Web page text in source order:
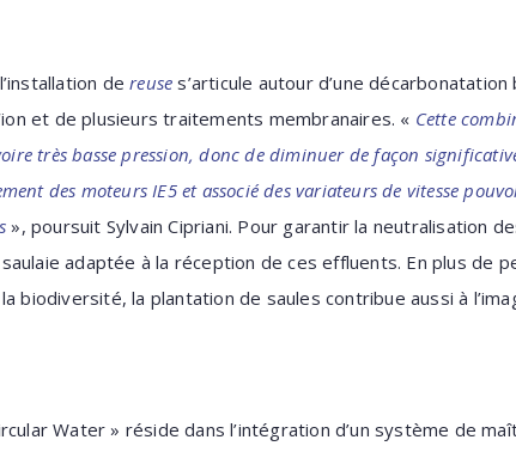
dereuse s’articule autour d’une
et de plusieurs traitements membranaires. « Cette
très basse pression, donc de diminuer de façon
des moteurs IE5 et associé des variateurs de vitesse
», poursuit Sylvain Cipriani. Pour garantir la neutralisation
adaptée à la réception de ces effluents. En plus de
biodiversité, la plantation de saules contribue aussi à
Water » réside dans l’intégration d’un système de